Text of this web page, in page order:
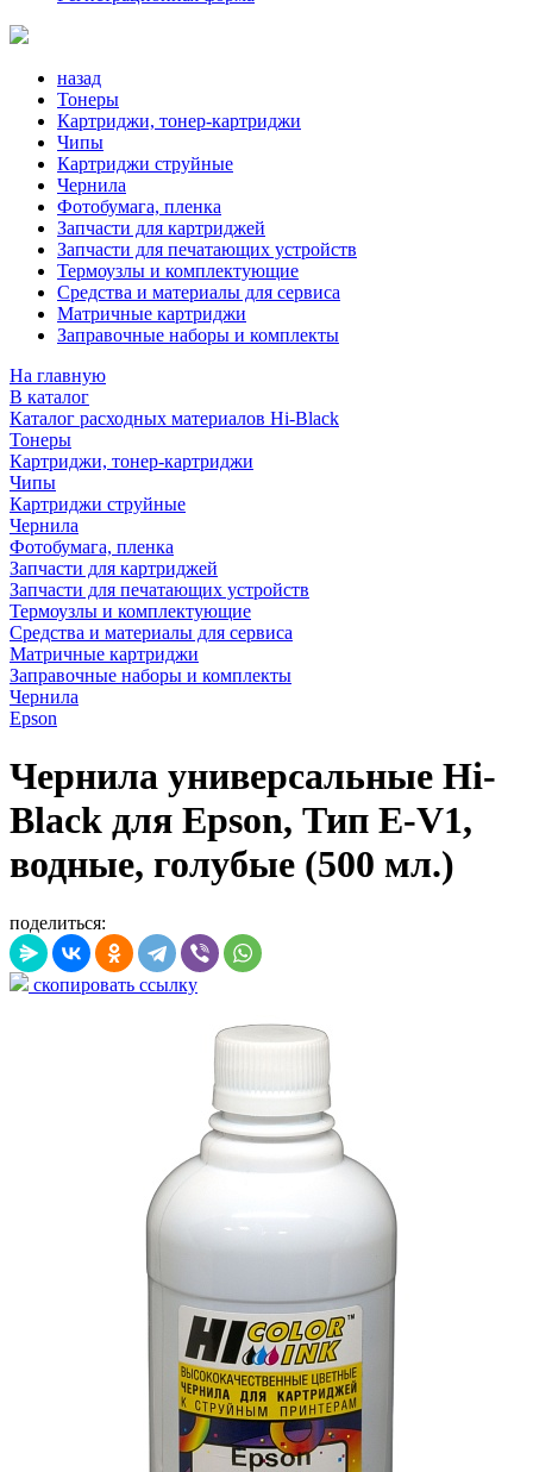
назад
Тонеры
Картриджи, тонер-картриджи
Чипы
Картриджи струйные
Чернила
Фотобумага, пленка
Запчасти для картриджей
Запчасти для печатающих устройств
Термоузлы и комплектующие
Средства и материалы для сервиса
Матричные картриджи
Заправочные наборы и комплекты
На главную
В каталог
Каталог расходных материалов Hi-Black
Тонеры
Картриджи, тонер-картриджи
Чипы
Картриджи струйные
Чернила
Фотобумага, пленка
Запчасти для картриджей
Запчасти для печатающих устройств
Термоузлы и комплектующие
Средства и материалы для сервиса
Матричные картриджи
Заправочные наборы и комплекты
Чернила
Epson
Чернила универсальные Hi-
Black для Epson, Тип E-V1,
водные, голубые (500 мл.)
поделиться:
скопировать ссылку